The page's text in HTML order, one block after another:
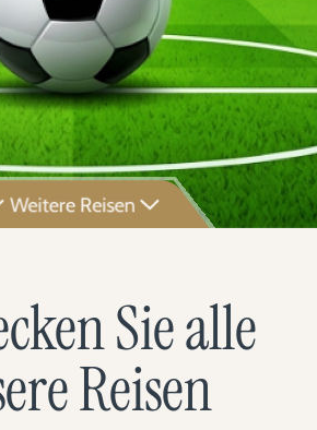
Weitere Reisen
Sie alle
Reisen